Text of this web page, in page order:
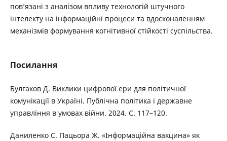
пов’язані з аналізом впливу технологій штучного
інтелекту на інформаційні процеси та вдосконаленням
механізмів формування когнітивної стійкості суспільства.
Посилання
Булгаков Д. Виклики цифрової ери для політичної
комунікації в Україні. Публічна політика і державне
управління в умовах війни. 2024. С. 117–120.
Даниленко С. Пацьора Ж. «Інформаційна вакцина» як